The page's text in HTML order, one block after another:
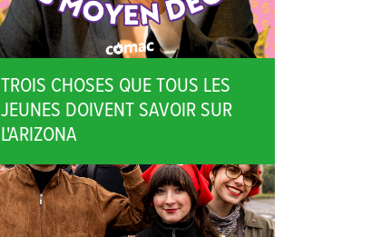
TROIS CHOSES QUE TOUS LES
JEUNES DOIVENT SAVOIR SUR
L'ARIZONA